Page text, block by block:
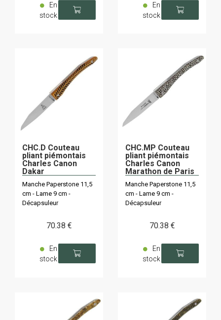
En
stock
En
stock
CHC.D Couteau
pliant piémontais
Charles Canon
Dakar
Manche Paperstone 11,5
cm - Lame 9 cm -
Décapsuleur
70.38 €
En
stock
CHC.MP Couteau
pliant piémontais
Charles Canon
Marathon de Paris
Manche Paperstone 11,5
cm - Lame 9 cm -
Décapsuleur
70.38 €
En
stock